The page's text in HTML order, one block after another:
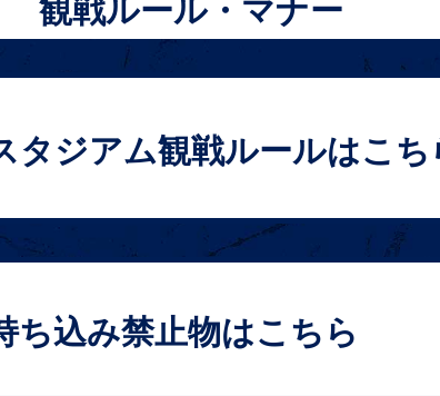
観戦ルール・マナー
タジアム観戦ルールはこち
ち込み禁止物はこちら